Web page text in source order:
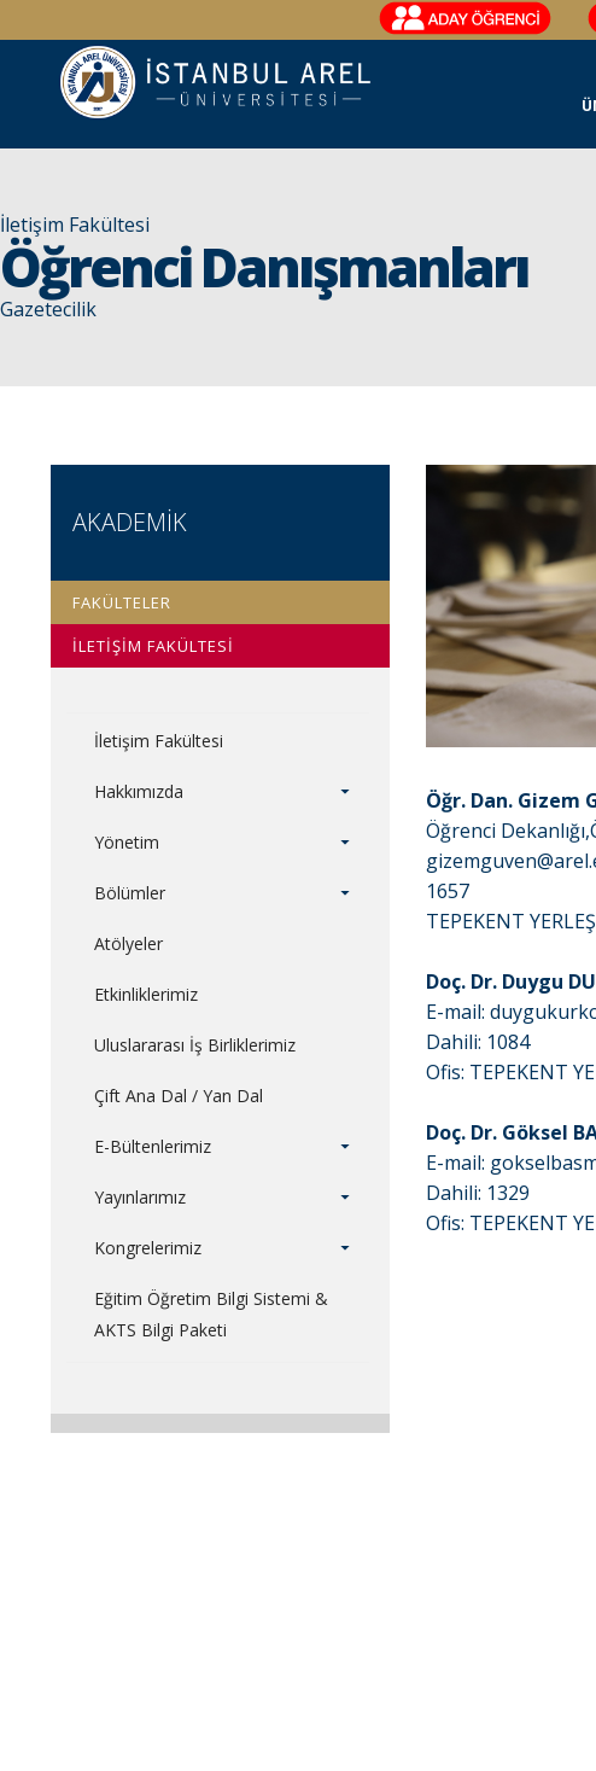
İletişim Fakültesi
Öğrenci Danışmanları
Gazetecilik
AKADEMİK
FAKÜLTELER
İLETİŞİM FAKÜLTESİ
İletişim Fakültesi
Hakkımızda
Yönetim
Bölümler
Atölyeler
Etkinliklerimiz
Uluslararası İş Birliklerimiz
Çift Ana Dal / Yan Dal
E-Bültenlerimiz
Yayınlarımız
Kongrelerimiz
Eğitim Öğretim Bilgi Sistemi &
AKTS Bilgi Paketi
Öğr. Dan. Gizem
Öğrenci
1657
TEPEKENT
Doç. Dr. Duygu
E-mail:
Dahili: 1084
Ofis: TEPEKENT
Doç. Dr. Göksel
E-mail:
Dahili: 1329
Ofis: TEPEKENT